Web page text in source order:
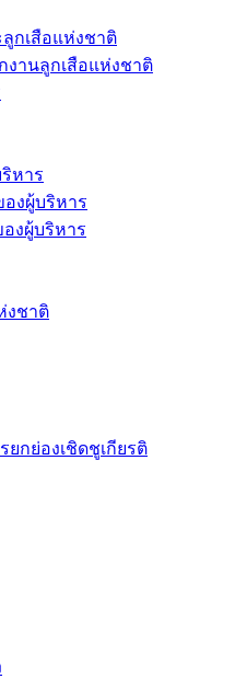
กเสือแห่งชาติ
งานลูกเสือแห่งชาติ
หาร
องผู้บริหาร
งผู้บริหาร
งชาติ
ยกย่องเชิดชูเกียรติ